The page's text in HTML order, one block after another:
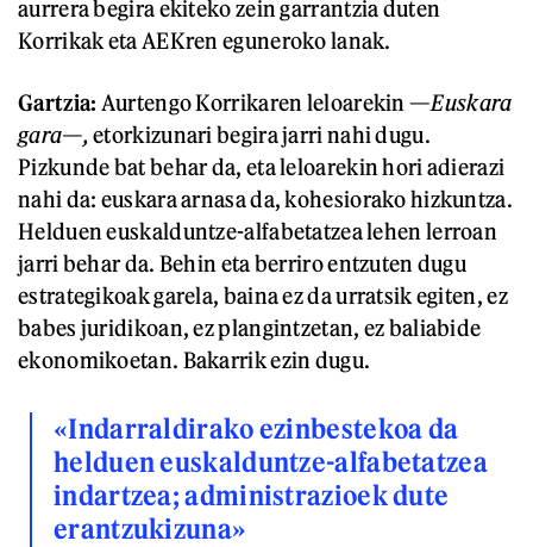
aurrera begira ekiteko zein garrantzia duten
Korrikak eta AEKren eguneroko lanak.
Gartzia: Aurtengo Korrikaren leloarekin —Euskara
gara—,etorkizunari begira jarri nahi dugu.
Pizkunde bat behar da, eta leloarekin hori adierazi
nahi da: euskara arnasa da, kohesiorako hizkuntza.
Helduen euskalduntze-alfabetatzea lehen lerroan
jarri behar da. Behin eta berriro entzuten dugu
estrategikoak garela, baina ez da urratsik egiten, ez
babes juridikoan, ez plangintzetan, ez baliabide
ekonomikoetan. Bakarrik ezin dugu.
«Indarraldirako ezinbestekoa da
helduen euskalduntze-alfabetatzea
indartzea; administrazioek dute
erantzukizuna»